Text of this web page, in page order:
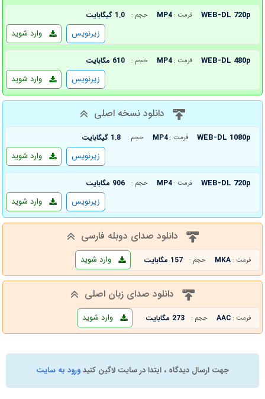
WEB-DL 720p فرمت : MP4 حجم : 1.0 گیگابایت
وارد شوید زیرنویس
WEB-DL 480p فرمت : MP4 حجم : 610 مگابایت
وارد شوید زیرنویس
دانلود نسخه اصلی
WEB-DL 1080p فرمت : MP4 حجم : 1.8 گیگابایت
وارد شوید زیرنویس
WEB-DL 720p فرمت : MP4 حجم : 906 مگابایت
وارد شوید زیرنویس
دانلود صدای دوبله فارسی
فرمت : MKA حجم : 157 مگابایت وارد شوید
دانلود صدای زبان اصلی
فرمت : AAC حجم : 273 مگابایت وارد شوید
جهت ارسال دیدگاه ، ابتدا در سایت لاگین کنیدورود به سایت